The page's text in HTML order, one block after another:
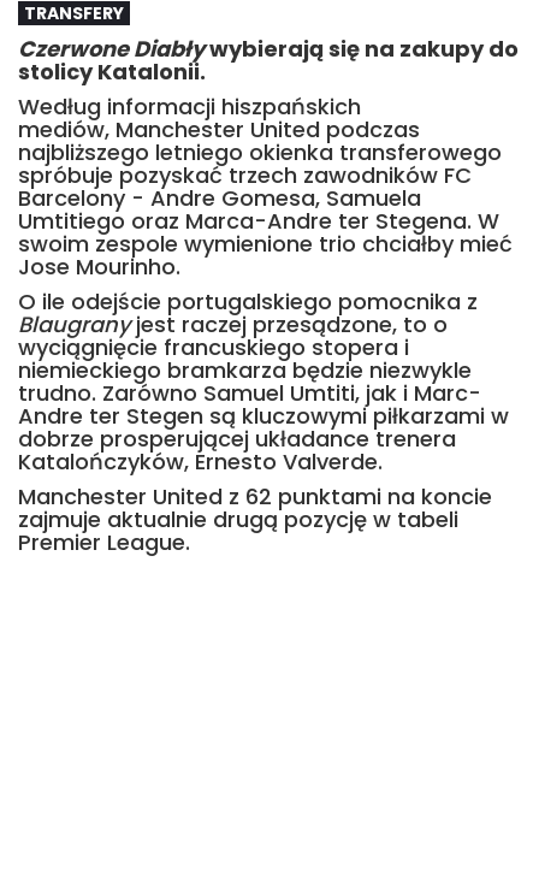
TRANSFERY
Czerwone Diabływybierają się na zakupy do
stolicy Katalonii.
Według informacji hiszpańskich
mediów, Manchester United podczas
najbliższego letniego okienka transferowego
spróbuje pozyskać trzech zawodników FC
Barcelony - Andre Gomesa, Samuela
Umtitiego oraz Marca-Andre ter Stegena. W
swoim zespole wymienione trio chciałby mieć
Jose Mourinho.
O ile odejście portugalskiego pomocnika z
Blaugranyjest raczej przesądzone, to o
wyciągnięcie francuskiego stopera i
niemieckiego bramkarza będzie niezwykle
trudno. Zarówno Samuel Umtiti, jak i Marc-
Andre ter Stegen są kluczowymi piłkarzami w
dobrze prosperującej układance trenera
Katalończyków, Ernesto Valverde.
Manchester United z 62 punktami na koncie
zajmuje aktualnie drugą pozycję w tabeli
Premier League.